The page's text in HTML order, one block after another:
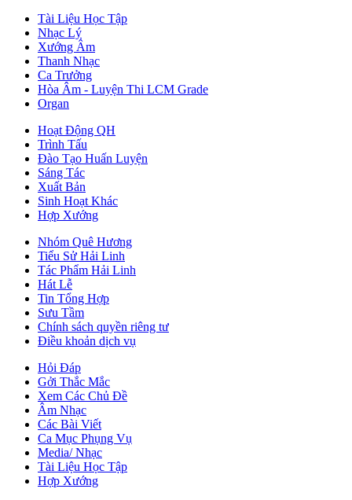
Tài Liệu Học Tập
Nhạc Lý
Xướng Âm
Thanh Nhạc
Ca Trưởng
Hòa Âm - Luyện Thi LCM Grade
Organ
Hoạt Động QH
Trình Tấu
Đào Tạo Huấn Luyện
Sáng Tác
Xuất Bản
Sinh Hoạt Khác
Hợp Xướng
Nhóm Quê Hương
Tiểu Sử Hải Linh
Tác Phẩm Hải Linh
Hát Lễ
Tin Tổng Hợp
Sưu Tầm
Chính sách quyền riêng tư
Điều khoản dịch vụ
Hỏi Đáp
Gởi Thắc Mắc
Xem Các Chủ Đề
Âm Nhạc
Các Bài Viết
Ca Mục Phụng Vụ
Media/ Nhạc
Tài Liệu Học Tập
Hợp Xướng